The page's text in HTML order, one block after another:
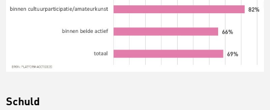
Schuld